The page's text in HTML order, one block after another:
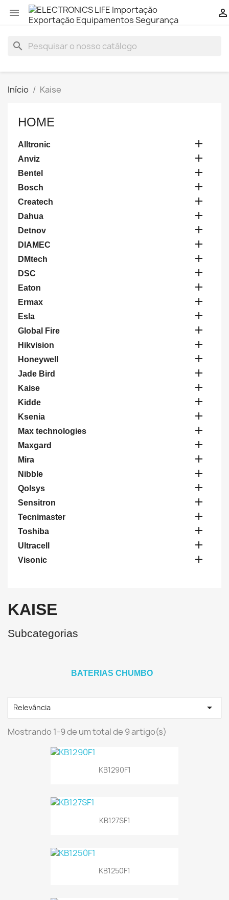
 
search
Início Kaise
HOME
Alltronic 
Anviz 
Bentel 
Bosch 
Createch 
Dahua 
Detnov 
DIAMEC 
DMtech 
DSC 
Eaton 
Ermax 
Esla 
Global Fire 
Hikvision 
Honeywell 
Jade Bird 
Kaise 
Kidde 
Ksenia 
Max technologies 
Maxgard 
Mira 
Nibble 
Qolsys 
Sensitron 
Tecnimaster 
Toshiba 
Ultracell 
Visonic 
KAISE
Subcategorias
BATERIAS CHUMBO
Relevância 
Mostrando 1-9 de um total de 9 artigo(s)
KB1290F1
KB127SF1
KB1250F1